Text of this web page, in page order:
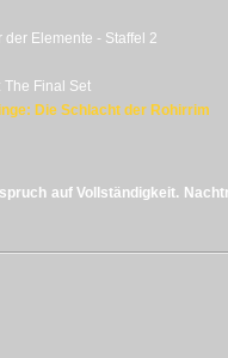
der Elemente - Staffel 2
The Final Set
Die Schlacht der Rohirrim
auf Vollständigkeit.